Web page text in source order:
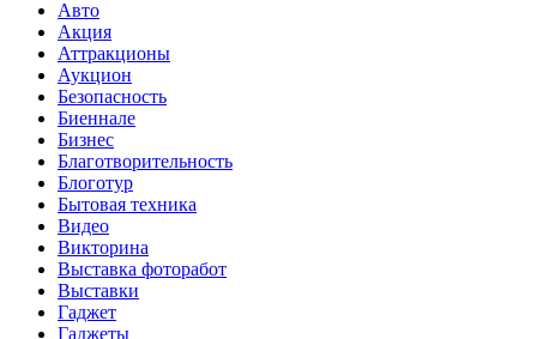
Авто
Акция
Аттракционы
Аукцион
Безопасность
Биеннале
Бизнес
Благотворительность
Блоготур
Бытовая техника
Видео
Викторина
Выставка фоторабот
Выставки
Гаджет
Гаджеты